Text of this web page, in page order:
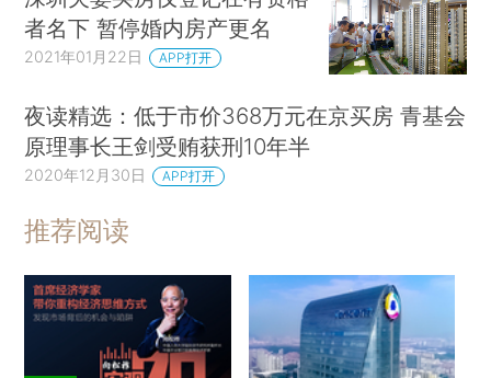
者名下 暂停婚内房产更名
2021年01月22日 APP打开
夜读精选：低于市价368万元在京买房 青基会
原理事长王剑受贿获刑10年半
2020年12月30日 APP打开
推荐阅读